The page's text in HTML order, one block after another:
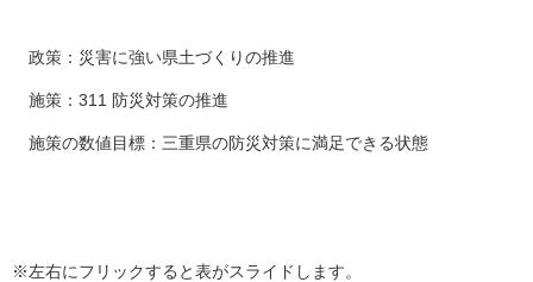
政策：災害に強い県土づくりの推進
施策：311 防災対策の推進
施策の数値目標：三重県の防災対策に満足できる状態
※左右にフリックすると表がスライドします。